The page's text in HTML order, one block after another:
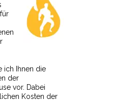
ich Ihnen die
der
vor. Dabei
Kosten der